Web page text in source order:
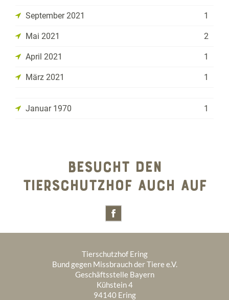
September 2021 1
Mai 2021 2
April 2021 1
März 2021 1
Januar 1970 1
BESUCHT DEN
TIERSCHUTZHOF AUCH AUF
Tierschutzhof Ering
Bund gegen Missbrauch der Tiere e.V.
Geschäftsstelle Bayern
Kühstein 4
94140 Ering